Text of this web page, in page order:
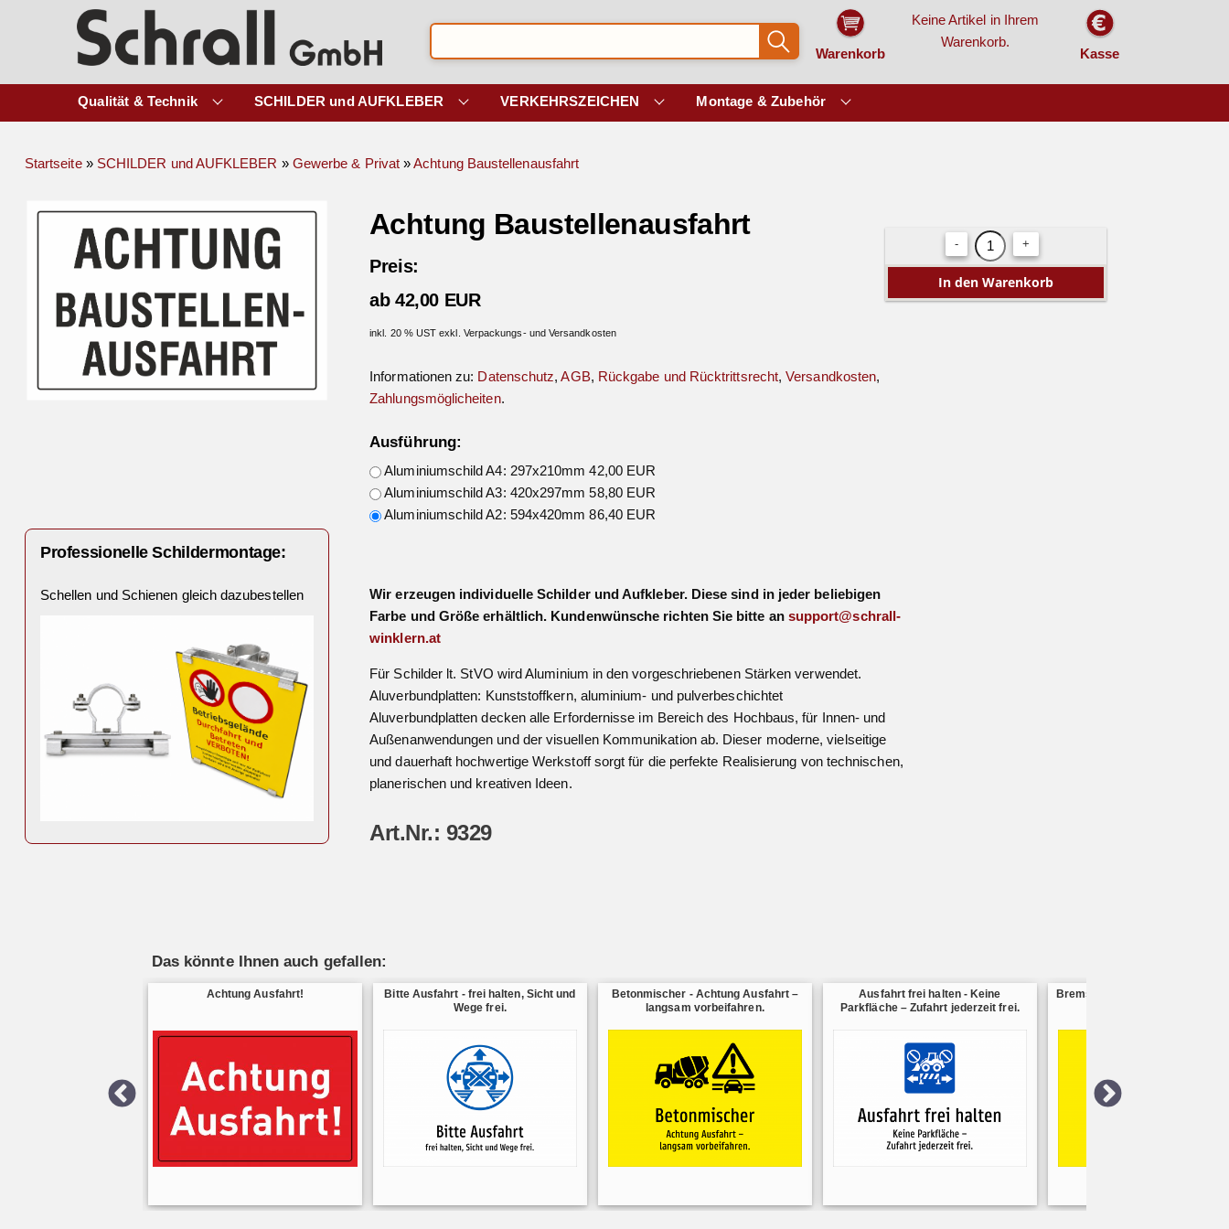
Warenkorb
Keine Artikel in Ihrem
Warenkorb.
Kasse
Qualität & Technik SCHILDER und AUFKLEBER VERKEHRSZEICHEN Montage & Zubehör
Startseite» SCHILDER und AUFKLEBER » Gewerbe & Privat»Achtung Baustellenausfahrt
- +
Professionelle Schildermontage:
Schellen und Schienen gleich dazubestellen
Achtung Baustellenausfahrt
Preis:
ab 42,00 EUR
inkl. 20 % UST exkl. Verpackungs- und Versandkosten
Informationen zu: Datenschutz,AGB, Rückgabe und Rücktrittsrecht,Versandkosten,
Zahlungsmöglicheiten.
Ausführung:
Aluminiumschild A4: 297x210mm 42,00 EUR
Aluminiumschild A3: 420x297mm 58,80 EUR
Aluminiumschild A2: 594x420mm 86,40 EUR
Wir erzeugen individuelle Schilder und Aufkleber. Diese sind in jeder beliebigen
Farbe und Größe erhältlich. Kundenwünsche richten Sie bitte an support@schrall-
winklern.at
Für Schilder lt. StVO wird Aluminium in den vorgeschriebenen Stärken verwendet.
Aluverbundplatten: Kunststoffkern, aluminium- und pulverbeschichtet
Aluverbundplatten decken alle Erfordernisse im Bereich des Hochbaus, für Innen- und
Außenanwendungen und der visuellen Kommunikation ab. Dieser moderne, vielseitige
und dauerhaft hochwertige Werkstoff sorgt für die perfekte Realisierung von technischen,
planerischen und kreativen Ideen.
Art.Nr.: 9329
Das könnte Ihnen auch gefallen:
Achtung Ausfahrt!
Bitte Ausfahrt - frei halten, Sicht und
Wege frei.
Betonmischer - Achtung Ausfahrt –
langsam vorbeifahren.
Ausfahrt frei halten - Keine
Parkfläche – Zufahrt jederzeit frei.
Bremsentest - Vor Ausfahrt